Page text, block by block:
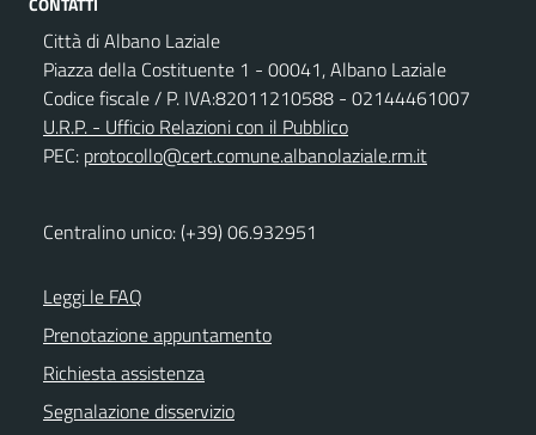
Città di Albano Laziale
Piazza della Costituente 1 - 00041, Albano Laziale
Codice fiscale / P. IVA:82011210588 - 02144461007
U.R.P. - Ufficio Relazioni con il Pubblico
PEC: protocollo@cert.comune.albanolaziale.rm.it
Centralino unico: (+39) 06.932951
Leggi le FAQ
Prenotazione appuntamento
Richiesta assistenza
Segnalazione disservizio